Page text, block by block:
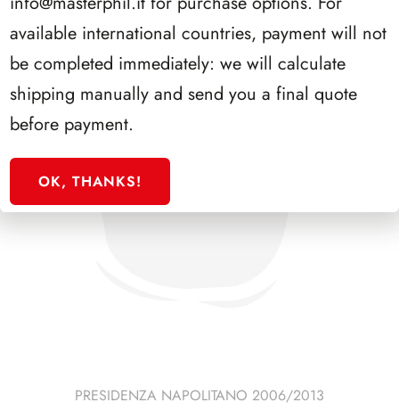
PRESIDENZA NAPOLITANO 2006/2013
available international countries, payment will not
be completed immediately: we will calculate
shipping manually and send you a final quote
before payment.
OK, THANKS!